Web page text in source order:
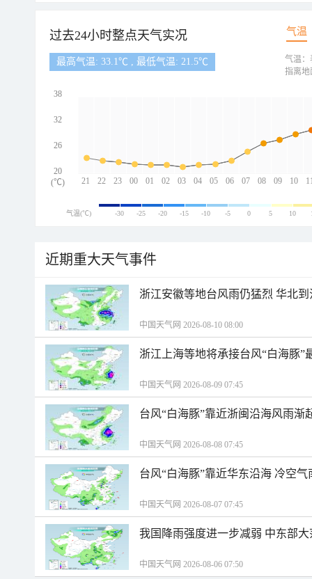
过去24小时整点天气实况 气温
最高气温: 33.1℃ , 最低气温: 21.5℃
21 22 23 00 01 02 03 04 05 06 07 08 09 10
38
32
26
20
(℃)
气温：
指离地
气温(℃) -30 -25 -20 -15 -10 -5 0 5 10
近期重大天气事件
浙江安徽等地台风雨仍猛烈 华北
中国天气网 2026-08-10 08:00
浙江上海等地将承接台风“白海豚”
中国天气网 2026-08-09 07:45
台风“白海豚”靠近浙闽沿海风雨渐
中国天气网 2026-08-08 07:45
台风“白海豚”靠近华东沿海 冷空
中国天气网 2026-08-07 07:45
我国降雨强度进一步减弱 中东部
中国天气网 2026-08-06 07:50